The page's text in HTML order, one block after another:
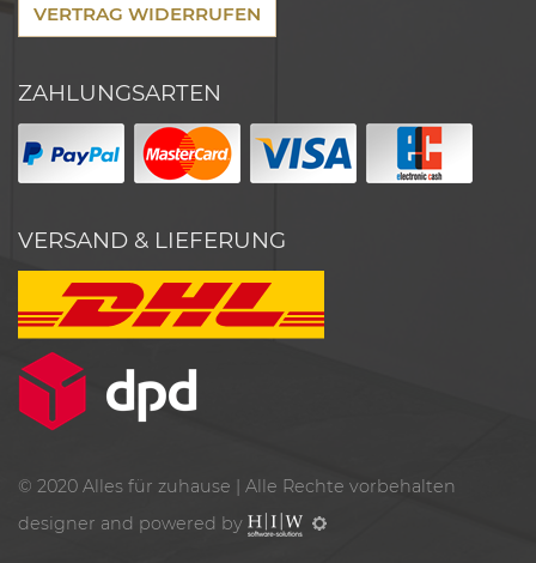
VERTRAG WIDERRUFEN
ZAHLUNGSARTEN
VERSAND & LIEFERUNG
© 2020 Alles für zuhause | Alle Rechte vorbehalten
designer and powered by